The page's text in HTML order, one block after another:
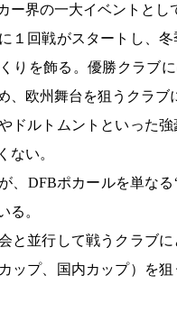
ー界の一大イベントとし
１回戦がスタートし、
りを飾る。優勝クラブ
、欧州舞台を狙うクラブ
ドルトムントといった
ない。
、DFBポカールを単な
る。
と並行して戦うクラブ
ップ、国内カップ）を